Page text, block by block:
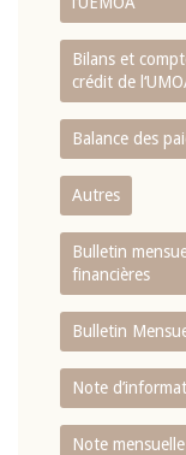
Bilans et
crédit de
Balance des
Autres
Bulletin
financières
Bulletin
Note
Note